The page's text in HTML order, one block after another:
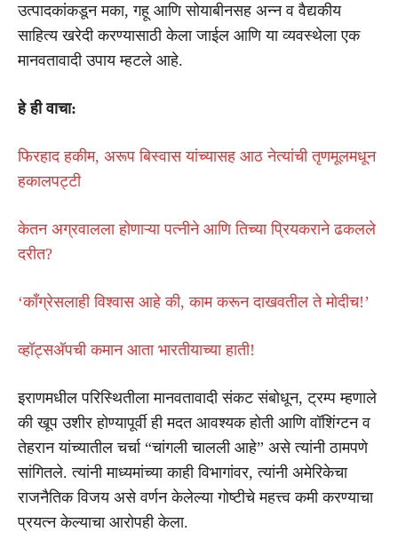
उत्पादकांकडून मका, गहू आणि सोयाबीनसह अन्न व वैद्यकीय
साहित्य खरेदी करण्यासाठी केला जाईल आणि या व्यवस्थेला एक
मानवतावादी उपाय म्हटले आहे.
हे ही वाचा:
फिरहाद हकीम, अरूप बिस्वास यांच्यासह आठ नेत्यांची तृणमूलमधून
हकालपट्टी
केतन अग्रवालला होणाऱ्या पत्नीने आणि तिच्या प्रियकराने ढकलले
दरीत?
‘काँग्रेसलाही विश्वास आहे की, काम करून दाखवतील ते मोदीच!’
व्हॉट्सअ‍ॅपची कमान आता भारतीयाच्या हाती!
इराणमधील परिस्थितीला मानवतावादी संकट संबोधून, ट्रम्प म्हणाले
की खूप उशीर होण्यापूर्वी ही मदत आवश्यक होती आणि वॉशिंग्टन व
तेहरान यांच्यातील चर्चा “चांगली चालली आहे” असे त्यांनी ठामपणे
सांगितले. त्यांनी माध्यमांच्या काही विभागांवर, त्यांनी अमेरिकेचा
राजनैतिक विजय असे वर्णन केलेल्या गोष्टीचे महत्त्व कमी करण्याचा
प्रयत्न केल्याचा आरोपही केला.